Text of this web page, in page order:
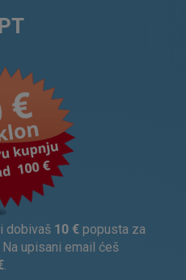
dobivaš 10 € popusta za
Na upisani email ćeš
.